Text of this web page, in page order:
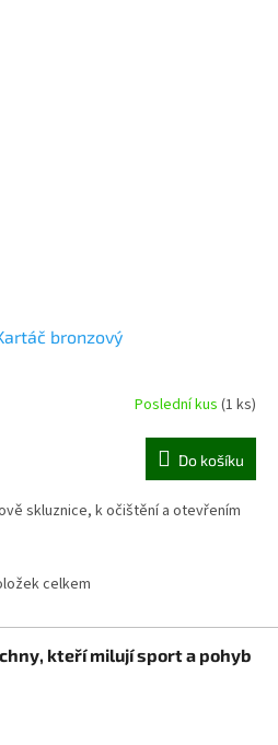
bronzový
Poslední kus (1 ks)
Do košíku
skluznice, k očištění a otevřením
O
l
á
celkem
kteří milují sport a pohyb